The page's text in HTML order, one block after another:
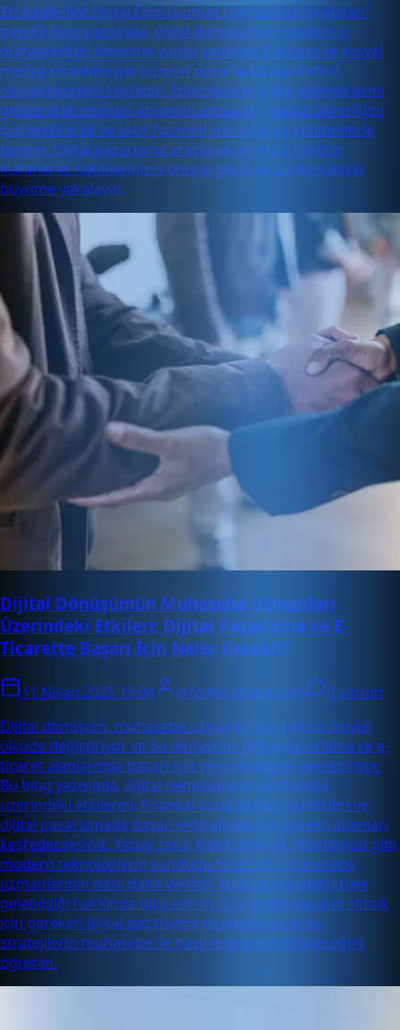
Stratejileriyle Dijital Dönüşümün İşletmenize Faydaları"
başlıklı blog yazısında, dijital dönüşümün modern iş
dünyasındaki önemine vurgu yapılıyor. E-ticaret ve sosyal
medya stratejileriyle küresel pazarlarda nasıl etkin
olunabileceğini keşfedin. İşletmenizin dijital yeteneklerini
geliştirerek müşteri erişimini artıracak, marka bilinirliğini
güçlendirecek ve satış hacmini yükseltecek yöntemlerle
tanışın. Dijital pazarlama araçlarını en etkin şekilde
kullanarak rakiplerinizin önüne geçin ve sürdürülebilir
büyüme yakalayın.
Dijital Dönüşümün Muhasebe Uzmanları
Üzerindeki Etkileri: Dijital Pazarlama ve E-
Ticarette Başarı İçin Neler Gerekli?
11 Nisan 2025 19:04 info@enabase.com
0 yorum
Dijital dönüşüm, muhasebe uzmanlarının rolünü büyük
ölçüde değiştiriyor ve bu dönüşüm, dijital pazarlama ve e-
ticaret alanlarında başarı için yeni stratejiler gerektiriyor.
Bu blog yazısında, dijital teknolojilerin muhasebe
üzerindeki etkilerini, finansal süreçlerdeki yenilikleri ve
dijital pazarlamada başarı elde etmek için gerekli adımları
keşfedeceksiniz. Yapay zeka, blockchain ve otomasyon gibi
modern teknolojilerin sunduğu fırsatlarla muhasebe
uzmanlarının nasıl daha verimli, etkili ve rekabetçi hale
gelebildiği hakkında bilgi edinin. E-ticarette başarılı olmak
için gereken dijital pazarlama stratejilerini ve bu
stratejilerin muhasebe ile nasıl entegre edilebileceğini
öğrenin.